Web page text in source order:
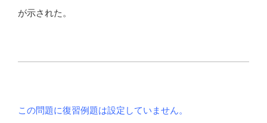
が示された。
この問題に復習例題は設定していません。